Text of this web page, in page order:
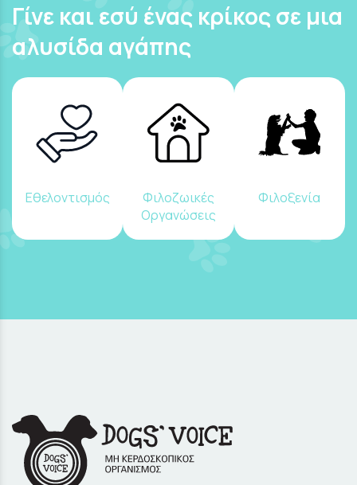
Γίνε και εσύ ένας κρίκος σε μια
αλυσίδα αγάπης
Εθελοντισμός
Φιλοζωικές
Οργανώσεις
Φιλοξενία